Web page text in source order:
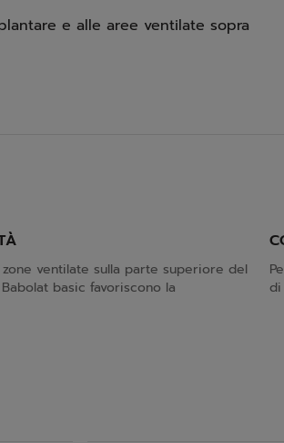
e alle aree ventilate sopra
ventilate sulla parte superiore del
basic favoriscono la
di